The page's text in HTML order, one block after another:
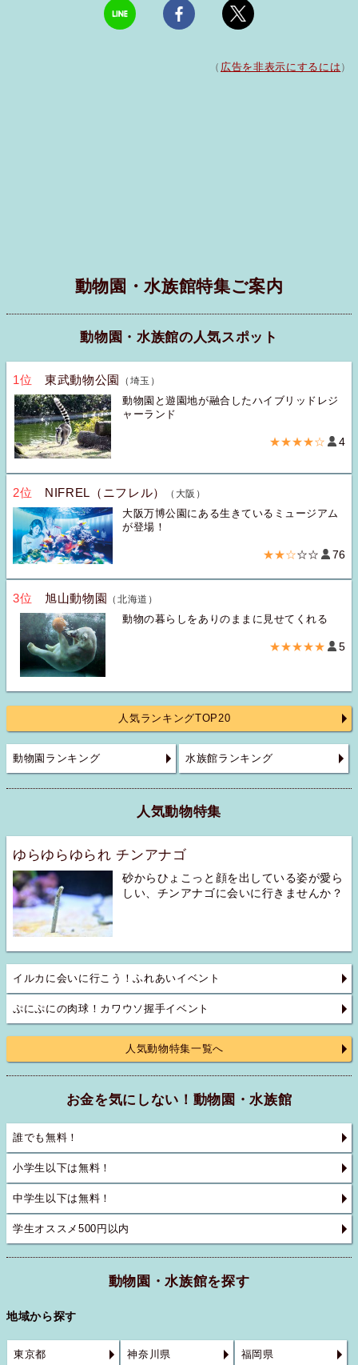
（ 広告を非表示にするには ）
動物園・水族館特集ご案内
動物園・水族館の人気スポット
1位 東武動物公園
（埼玉）
動物園と遊園地が融合したハイブリッドレジ
ャーランド
★★★★☆ 4
2位 NIFREL（ニフレル）
（大阪）
大阪万博公園にある生きているミュージアム
が登場！
★★☆☆☆ 76
3位 旭山動物園 （北海道）
動物の暮らしをありのままに見せてくれる
★★★★★ 5
人気ランキングTOP20
動物園ランキング 水族館ランキング
人気動物特集
ゆらゆらゆられ チンアナゴ
砂からひょこっと顔を出している姿が愛ら
しい、チンアナゴに会いに行きませんか？
イルカに会いに行こう！ふれあいイベント
ぷにぷにの肉球！カワウソ握手イベント
人気動物特集一覧へ
お金を気にしない！動物園・水族館
誰でも無料！
小学生以下は無料！
中学生以下は無料！
学生オススメ500円以内
動物園・水族館を探す
地域から探す
東京都 神奈川県 福岡県